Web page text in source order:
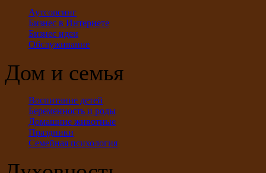
Аутсорсинг
Бизнес в Интернете
Бизнес идеи
Обслуживание
Дом и семья
Воспитание детей
Беременность и роды
Домашние животные
Праздники
Семейная психология